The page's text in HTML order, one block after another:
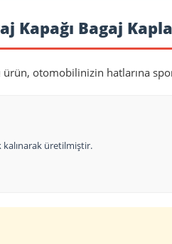
Kapağı Bagaj
otomobilinizin hatlarına
kalınarak üretilmiştir.